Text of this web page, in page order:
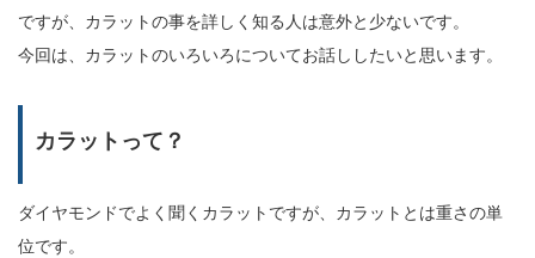
ですが、カラットの事を詳しく知る人は意外と少ないです。
今回は、カラットのいろいろについてお話ししたいと思います。
カラットって？
ダイヤモンドでよく聞くカラットですが、カラットとは重さの単
位です。